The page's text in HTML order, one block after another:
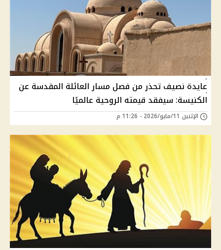
عايدة نصيف تحذر من فصل مسار العائلة المقدسة عن
الكنيسة: سيفقد قيمته الروحية عالميًا
الإثنين 11/مايو/2026 - 11:26 م